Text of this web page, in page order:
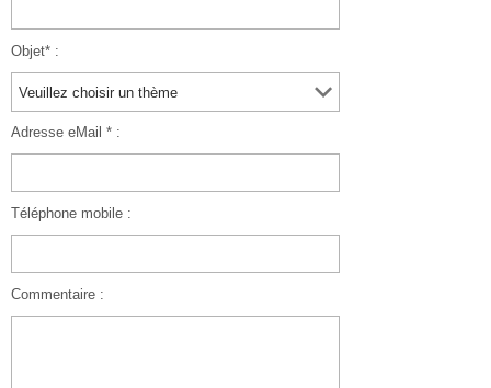
Objet* :
Adresse eMail * :
Téléphone mobile :
Commentaire :